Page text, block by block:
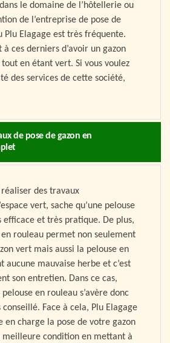
le domaine de l’hôtellerie ou
de l’entreprise de pose de
Plu Elagage est très fréquente.
ces derniers d’avoir un gazon
en étant vert. Si vous voulez
des services de cette société,
de pose de gazon en
réaliser des travaux
vert, sache qu’une pelouse
efficace et très pratique. De plus,
en rouleau permet non seulement
vert mais aussi la pelouse en
aucune mauvaise herbe et c’est
son entretien. Dans ce cas,
pelouse en rouleau s’avère donc
Face à cela, Plu Elagage
en charge la pose de votre gazon
meilleure condition en mettant à